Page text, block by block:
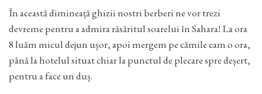
În această dimineață ghizii nostri berberi ne vor trezi
devreme pentru a admira răsăritul soarelui în Sahara! La ora
8 luăm micul dejun ușor, apoi mergem pe cămile cam o ora,
până la hotelul situat chiar la punctul de plecare spre deșert,
pentru a face un duș.